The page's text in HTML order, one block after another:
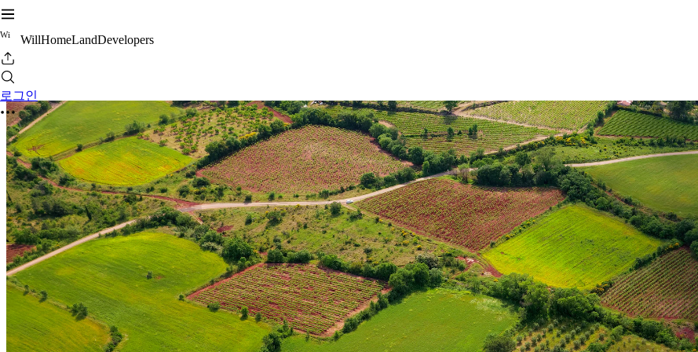
Wi WillHomeLandDevelopers
로그인